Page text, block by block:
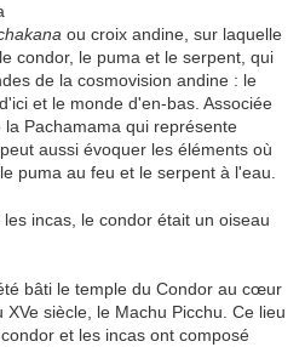
ou croix andine, sur laquelle
condor, le puma et le serpent, qui
de la cosmovision andine : le
et le monde d'en-bas. Associée
Pachamama qui représente
aussi évoquer les éléments où
puma au feu et le serpent à l'eau.
les incas, le condor était un oiseau
bâti le temple du Condor au cœur
XVe siècle, le Machu Picchu. Ce lieu
et les incas ont composé